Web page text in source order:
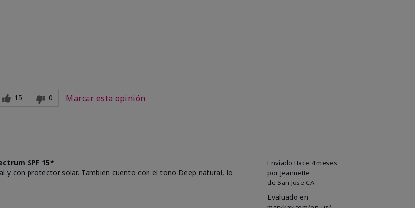
15 0 Marcar esta opinión
Enviado Hace 4 meses
por Jeannette
de San Jose CA
Evaluado en
SPF 15*
y con protector solar. Tambien cuento con el tono Deep natural, lo